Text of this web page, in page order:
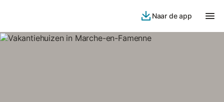
Naar de app